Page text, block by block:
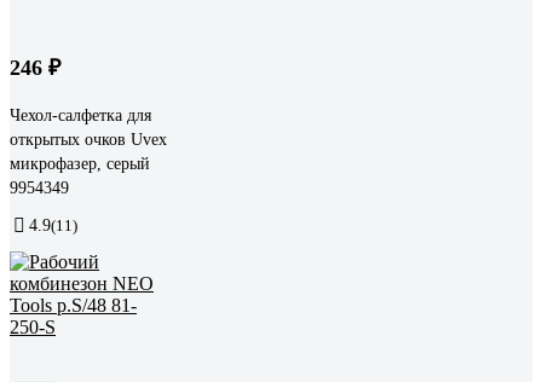
246 ₽
Чехол-салфетка для
открытых очков Uvex
микрофазер, серый
9954349
4.9(11)